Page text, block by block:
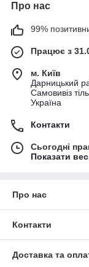
Про нас
99%
Працює з
м. Київ
Дарницький
Самовивіз
Україна
Контакти
Сьогодні
Показати
Про нас
Контакти
Доставка та